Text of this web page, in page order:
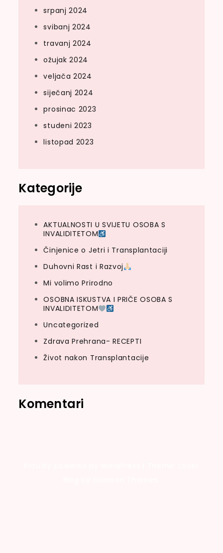
srpanj 2024
svibanj 2024
travanj 2024
ožujak 2024
veljača 2024
siječanj 2024
prosinac 2023
studeni 2023
listopad 2023
Kategorije
AKTUALNOSTI U SVIJETU OSOBA S
INVALIDITETOM
Činjenice o Jetri i Transplantaciji
Duhovni Rast i Razvoj
Mi volimo Prirodno
OSOBNA ISKUSTVA I PRIČE OSOBA S
INVALIDITETOM
Uncategorized
Zdrava Prehrana- RECEPTI
Život nakon Transplantacije
Komentari